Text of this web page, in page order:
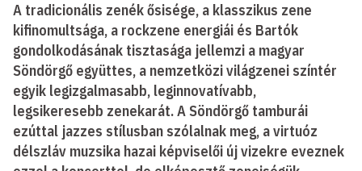
A tradicionális zenék ősisége, a klasszikus zene
kifinomultsága, a rockzene energiái és Bartók
gondolkodásának tisztasága jellemzi a magyar
Söndörgő együttes, a nemzetközi világzenei színtér
egyik legizgalmasabb, leginnovatívabb,
legsikeresebb zenekarát. A Söndörgő tamburái
ezúttal jazzes stílusban szólalnak meg, a virtuóz
délszláv muzsika hazai képviselői új vizekre eveznek